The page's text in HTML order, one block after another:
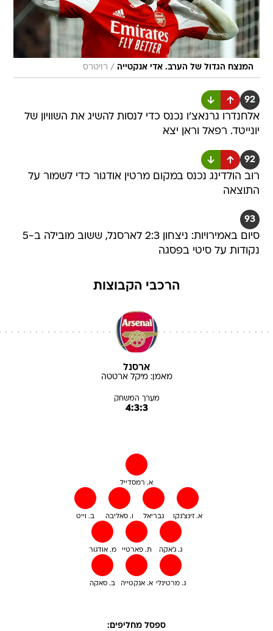
המנצח הגדול של הערב. אדי אנקטייה / רויטרס
92
אלחנדרו גרנאצ'ו נכנס כדי לנסות להשיג את השוויון של
יונייטד. רפאל וראן יצא
92
רוב הולדינג נכנס במקום מרטין אודגור כדי לשמור על
התוצאה
93
סיום באמירויות: ניצחון 2:3 לארסנל, ששוב מובילה ב-5
נקודות על סיטי בפסגה
הרכבי הקבוצות
ארסנל
מאמן:מיקל ארטטה
מערך המשחק
4:3:3
א. רמסדייל
ב. וייט ו. סאליבה גבריאל א. זינצ'נקו
מ. אודגור ת. פארטיי ג. ג'אקה
ב. סאקה א. אנקטייה ג. מרטינלי
ספסל מחליפים: